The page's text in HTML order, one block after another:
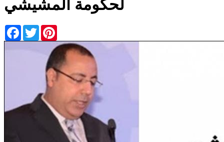
لحكومة المشيشي
Facebook
Twitter